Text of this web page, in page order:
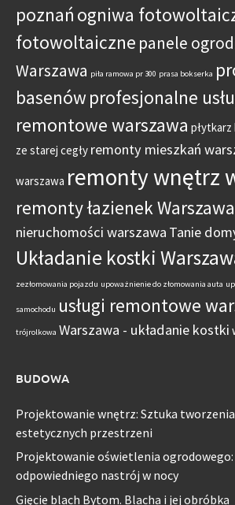
poznań ogniwa
fotowoltaiczne panele
Warszawa piła ramowa pr 300 prasa bokserka
basenów profesjonalne
remontowe warszawa płytkarz
ze starej cegły remonty mieszkań
warszawa remonty wnętrz
remonty łazienek Warszawa
nieruchomości warszawa Tanie
Układanie kostki
zezłomowania pojazdu upoważnienie do złomowania auta
samochodu usługi remontowe
trójrolkowa Warszawa - układanie kostki
BUDOWA
Projektowanie wnętrz: Sztuka
estetycznych przestrzeni
Projektowanie oświetlenia
odpowiedniego nastrój w nocy
Gięcie blach Bytom. Blacha i jej obróbka